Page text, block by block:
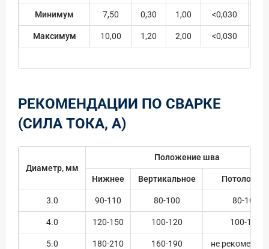
Минимум 7,50 0,30 1,00 <0,030
Максимум 10,00 1,20 2,00 <0,030
РЕКОМЕНДАЦИИ ПО СВАРКЕ
(СИЛА ТОКА, А)
Диаметр, мм
Положение шва
Нижнее Вертикальное
3.0 90-110 80-100 80-100
4.0 120-150 100-120 100-120
5.0 180-210 160-190 не